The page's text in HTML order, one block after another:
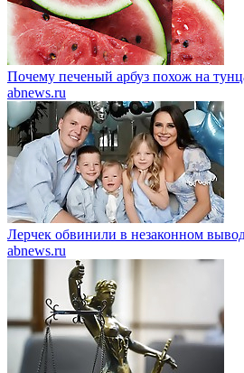
Почему печеный арбуз похож на
abnews.ru
Лерчек обвинили в незаконном
abnews.ru